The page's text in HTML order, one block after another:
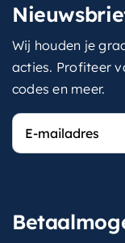
Wij houden je
acties. Profiteer
codes en meer.
E-
mailadres